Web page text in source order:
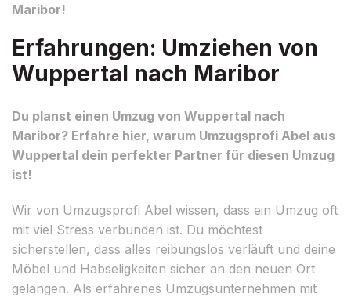
Maribor!
Erfahrungen: Umziehen von
Wuppertal nach Maribor
Du planst einen Umzug von Wuppertal nach
Maribor? Erfahre hier, warum Umzugsprofi Abel aus
Wuppertal dein perfekter Partner für diesen Umzug
ist!
Wir von Umzugsprofi Abel wissen, dass ein Umzug oft
mit viel Stress verbunden ist. Du möchtest
sicherstellen, dass alles reibungslos verläuft und deine
Möbel und Habseligkeiten sicher an den neuen Ort
gelangen. Als erfahrenes Umzugsunternehmen mit